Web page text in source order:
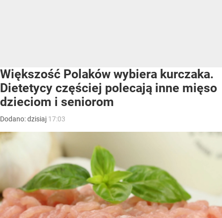
Większość Polaków wybiera kurczaka.
Dietetycy częściej polecają inne mięso
dzieciom i seniorom
Dodano:dzisiaj 17:03